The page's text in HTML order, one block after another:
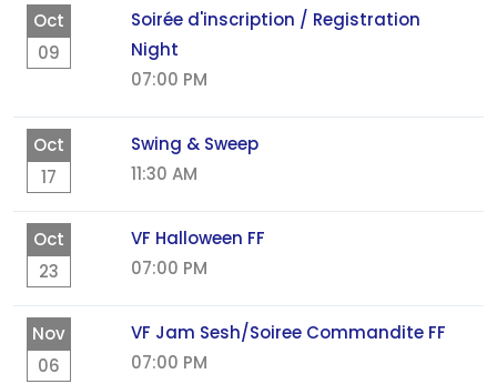
Oct
09
Soirée d'inscription / Registration
Night
07:00 PM
Oct
17
Swing & Sweep
11:30 AM
Oct
23
VF Halloween FF
07:00 PM
Nov
06
VF Jam Sesh/Soiree Commandite FF
07:00 PM